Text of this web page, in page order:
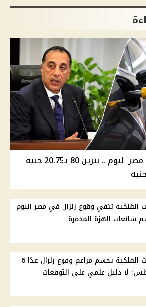
أسعار الوقود في مصر اليوم .. بنزين 80 بـ20.75 جنيه
الفلكية تنفي وقوع زلزال في مصر اليوم
شائعات الهزة المدمرة
البحوث الفلكية تحسم مزاعم وقوع زلزال غدًا 6
لا دليل علمي على التوقعات